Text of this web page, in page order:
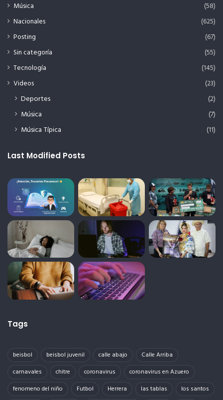
Música
(58)
Nacionales
(625)
Posting
(67)
Sin categoría
(55)
Tecnología
(145)
Videos
(23)
Deportes
(2)
Música
(7)
Música Típica
(11)
Last Modified Posts
Tags
beisbol beisbol juvenil calle abajo
Calle Arriba
carnavales
chitre coronavirus
coronavirus en Azuero
fenomeno del niño
Futbol Herrera las tablas
los santos